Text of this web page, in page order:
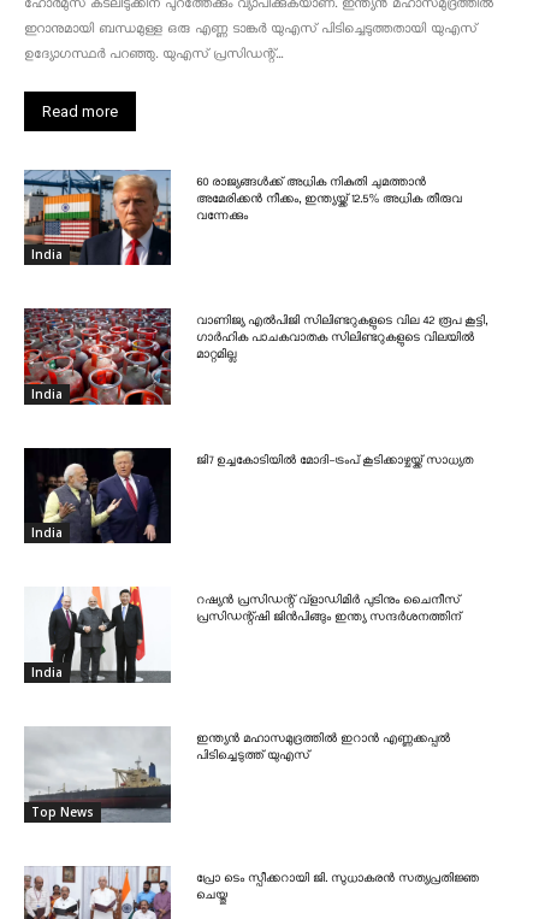
ഹോർമുസ് കടലിടുക്കിന് പുറത്തേക്കും വ്യാപിക്കുകയാണ്. ഇന്ത്യൻ മഹാസമുദ്രത്തിൽ
ഇറാനുമായി ബന്ധമുള്ള ഒരു എണ്ണ ടാങ്കർ യുഎസ് പിടിച്ചെടുത്തതായി യുഎസ്
ഉദ്യോഗസ്ഥർ പറഞ്ഞു. യുഎസ് പ്രസിഡന്റ്...
Read more
India
60 രാജ്യങ്ങൾക്ക് അധിക നികുതി ചുമത്താൻ
അമേരിക്കൻ നീക്കം, ഇന്ത്യയ്ക്ക് 12.5% അധിക തീരുവ
വന്നേക്കും
India
വാണിജ്യ എൽപിജി സിലിണ്ടറുകളുടെ വില 42 രൂപ കൂട്ടി,
ഗാർഹിക പാചകവാതക സിലിണ്ടറുകളുടെ വിലയിൽ
മാറ്റമില്ല
India
ജി7 ഉച്ചകോടിയിൽ മോദി-ട്രംപ് കൂടിക്കാഴ്ചയ്ക്ക് സാധ്യത
India
റഷ്യൻ പ്രസിഡന്റ് വ്‌ളാഡിമിർ പുടിനും ചൈനീസ്
പ്രസിഡന്റ്ഷി ജിൻപിങ്ങും ഇന്ത്യ സന്ദർശനത്തിന്
Top News
ഇന്ത്യൻ മഹാസമുദ്രത്തിൽ ഇറാൻ എണ്ണക്കപ്പൽ
പിടിച്ചെടുത്ത് യുഎസ്
പ്രോ ടെം സ്പീക്കറായി ജി. സുധാകരൻ സത്യപ്രതിജ്ഞ
ചെയ്തു